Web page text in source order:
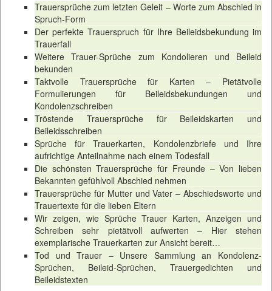
Trauersprüche zum letzten Geleit – Worte zum Abschied in
Spruch-Form
Der perfekte Trauerspruch für Ihre Beileidsbekundung im
Trauerfall
Weitere Trauer-Sprüche zum Kondolieren und Beileid
bekunden
Taktvolle Trauersprüche für Karten – Pietätvolle
Formulierungen für Beileidsbekundungen und
Kondolenzschreiben
Tröstende Trauersprüche für Beileidskarten und
Beileidsschreiben
Sprüche für Trauerkarten, Kondolenzbriefe und Ihre
aufrichtige Anteilnahme nach einem Todesfall
Die schönsten Trauersprüche für Freunde – Von lieben
Bekannten gefühlvoll Abschied nehmen
Trauersprüche für Mutter und Vater – Abschiedsworte und
Trauertexte für die lieben Eltern
Wir zeigen, wie Sprüche Trauer Karten, Anzeigen und
Schreiben sehr pietätvoll aufwerten – Hier stehen
exemplarische Trauerkarten zur Ansicht bereit…
Tod und Trauer – Unsere Sammlung an Kondolenz-
Sprüchen, Beileid-Sprüchen, Trauergedichten und
Beileidstexten